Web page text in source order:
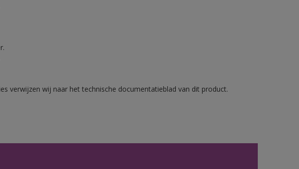
verwijzen wij naar het technische documentatieblad van dit product.